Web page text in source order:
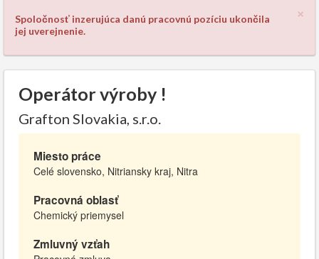
×
Spoločnosť inzerujúca danú pracovnú pozíciu ukončila
jej uverejnenie.
Operátor výroby !
Grafton Slovakia, s.r.o.
Miesto práce
Celé slovensko, Nitriansky kraj, Nitra
Pracovná oblasť
Chemický priemysel
Zmluvný vzťah